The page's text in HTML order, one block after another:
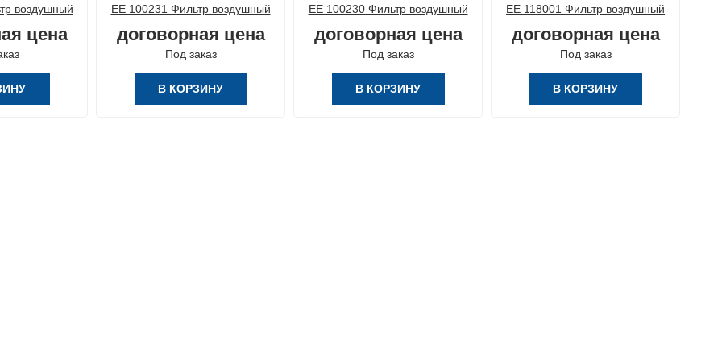
воздушный
цена
ЕЕ 100231 Фильтр воздушный
договорная цена
Под заказ
В КОРЗИНУ
ЕЕ 100230 Фильтр воздушный
договорная цена
Под заказ
В КОРЗИНУ
ЕЕ 118001 Фильтр воздушный
договорная цена
Под заказ
В КОРЗИНУ